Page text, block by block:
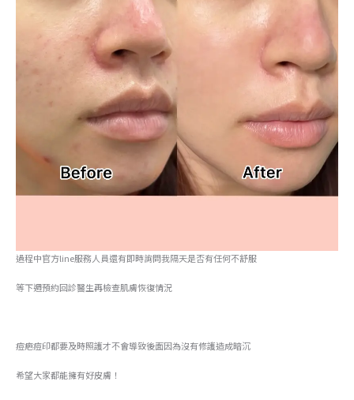
過程中官方line服務人員還有即時詢問我隔天是否有任何不舒服
等下週預約回診醫生再檢查肌膚恢復情況
痘疤痘印都要及時照護才不會導致後面因為沒有修護造成暗沉
希望大家都能擁有好皮膚！